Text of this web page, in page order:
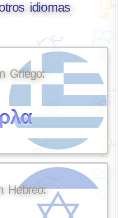
idiomas
Griego:
Hebreo: